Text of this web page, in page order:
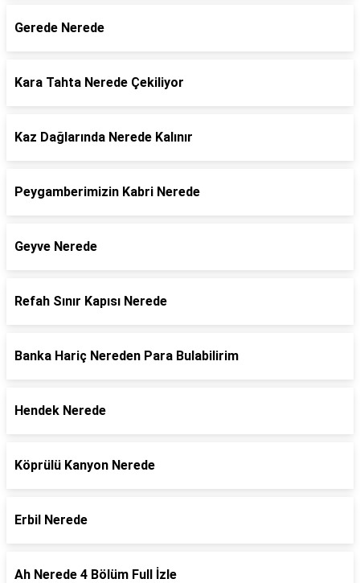
Gerede Nerede
Kara Tahta Nerede Çekiliyor
Kaz Dağlarında Nerede Kalınır
Peygamberimizin Kabri Nerede
Geyve Nerede
Refah Sınır Kapısı Nerede
Banka Hariç Nereden Para Bulabilirim
Hendek Nerede
Köprülü Kanyon Nerede
Erbil Nerede
Ah Nerede 4 Bölüm Full İzle